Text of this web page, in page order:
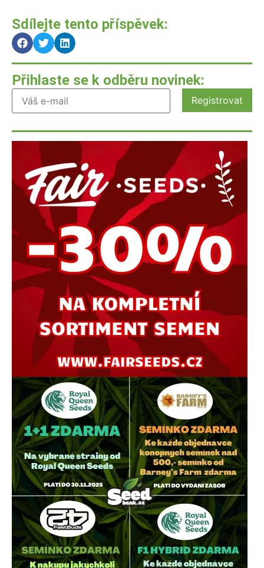
Sdílejte tento příspěvek:
Přihlaste se k odběru novinek: